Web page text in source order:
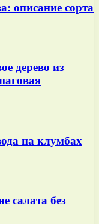
описание сорта
дерево из
на клумбах
салата без